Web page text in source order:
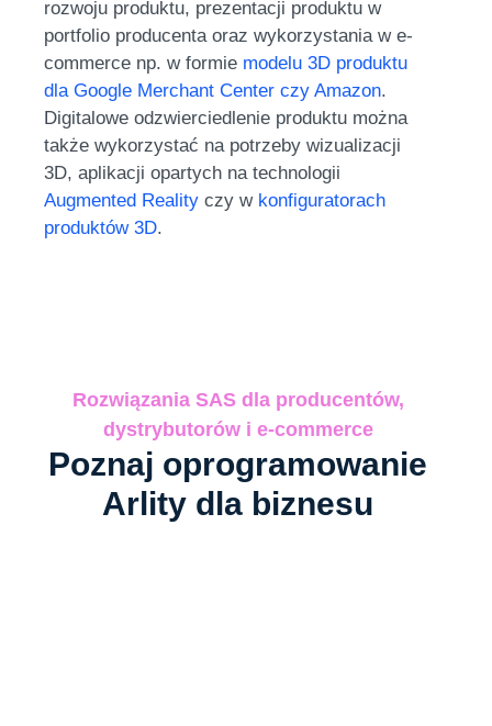
rozwoju produktu, prezentacji produktu w
portfolio producenta oraz wykorzystania w e-
commerce np. w formie modelu 3D produktu
dla Google Merchant Center czy Amazon.
Digitalowe odzwierciedlenie produktu można
także wykorzystać na potrzeby wizualizacji
3D, aplikacji opartych na technologii
Augmented Reality czy w konfiguratorach
produktów 3D.
Rozwiązania SAS dla producentów,
dystrybutorów i e-commerce
Poznaj oprogramowanie
Arlity dla biznesu​